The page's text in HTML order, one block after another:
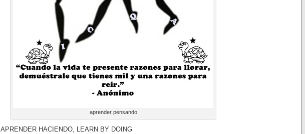
aprender pensando
APRENDER HACIENDO, LEARN BY DOING